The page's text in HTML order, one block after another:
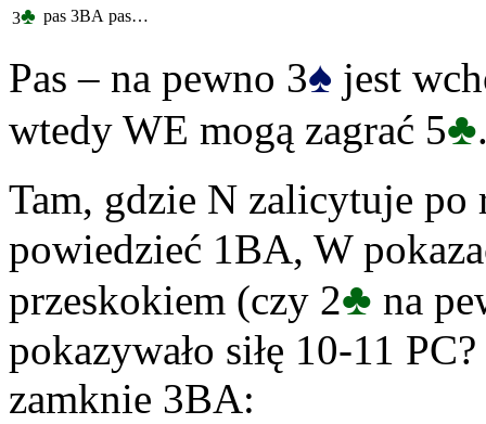
3♣ pas 3BA pas…
Pas – na pewno 3♠ jest
wtedy WE mogą zagrać 5♣
Tam, gdzie N zalicytuje
powiedzieć 1BA, W
przeskokiem (czy 2♣ na
pokazywało siłę 10-11
zamknie 3BA: